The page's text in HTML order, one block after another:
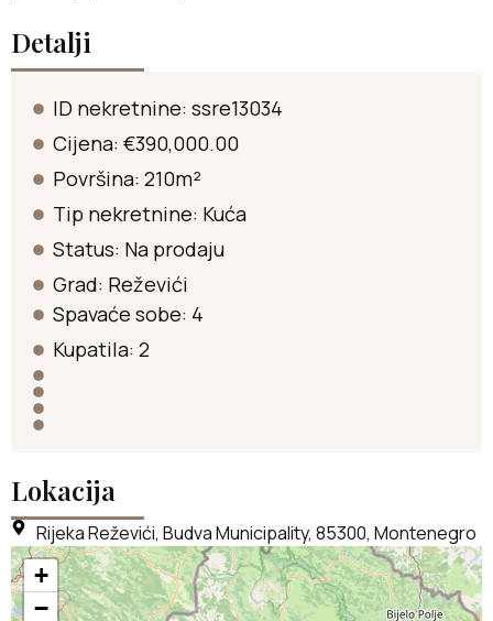
Detalji
ID nekretnine: ssre13034
Cijena: €390,000.00
Površina: 210m²
Tip nekretnine: Kuća
Status: Na prodaju
Grad: Reževići
Spavaće sobe: 4
Kupatila: 2
Lokacija
Rijeka Reževići, Budva Municipality, 85300, Montenegro
+
−